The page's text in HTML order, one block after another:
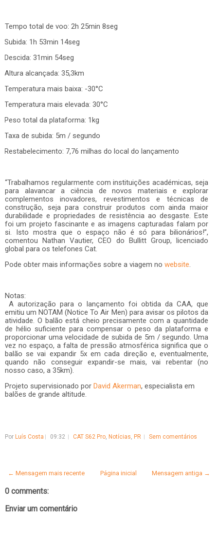
Tempo total de voo: 2h 25min 8seg
Subida: 1h 53min 14seg
Descida: 31min 54seg
Altura alcançada: 35,3km
Temperatura mais baixa: -30°C
Temperatura mais elevada: 30°C
Peso total da plataforma: 1kg
Taxa de subida: 5m / segundo
Restabelecimento: 7,76 milhas do local do lançamento
“Trabalhamos regularmente com instituições académicas, seja
para alavancar a ciência de novos materiais e explorar
complementos inovadores, revestimentos e técnicas de
construção, seja para construir produtos com ainda maior
durabilidade e propriedades de resistência ao desgaste. Este
foi um projeto fascinante e as imagens capturadas falam por
si. Isto mostra que o espaço não é só para bilionários!”,
comentou Nathan Vautier, CEO do Bullitt Group, licenciado
global para os telefones Cat.
Pode obter mais informações sobre a viagem no website.
Notas:
A autorização para o lançamento foi obtida da CAA, que
emitiu um NOTAM (Notice To Air Men) para avisar os pilotos da
atividade. O balão está cheio precisamente com a quantidade
de hélio suficiente para compensar o peso da plataforma e
proporcionar uma velocidade de subida de 5m / segundo. Uma
vez no espaço, a falta de pressão atmosférica significa que o
balão se vai expandir 5x em cada direção e, eventualmente,
quando não conseguir expandir-se mais, vai rebentar (no
nosso caso, a 35km).
Projeto supervisionado por David Akerman, especialista em
balões de grande altitude.
Por Luís Costa 09:32 CAT S62 Pro, Notícias, PR Sem comentários
← Mensagem mais recente Mensagem antiga →
Página inicial
0 comments:
Enviar um comentário